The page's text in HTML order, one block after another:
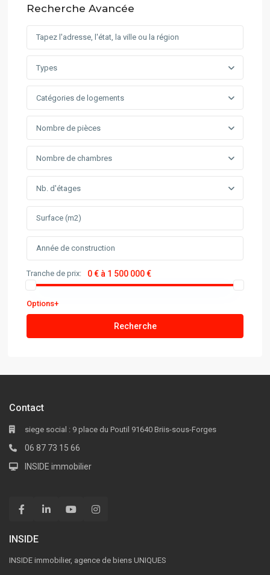
Recherche Avancée
Types
Catégories de logements
Nombre de pièces
Nombre de chambres
Nb. d'étages
Tranche de prix: 0 € à 1 500 000 €
Options+
Recherche
Contact
siege social : 9 place du Poutil 91640 Briis-sous-Forges
06 87 73 15 66
INSIDE immobilier
INSIDE
INSIDE immobilier, agence de biens UNIQUES